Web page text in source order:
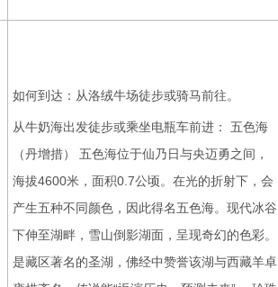
如何到达：从洛绒牛场徒步或骑马前往。
从牛奶海出发徒步或乘坐电瓶车前进： 五色海
（丹增措） 五色海位于仙乃日与央迈勇之间，
海拔4600米，面积0.7公顷。在光的折射下，会
产生五种不同颜色，因此得名五色海。现代冰谷
下伸至湖畔，雪山倒影湖面，呈现奇幻的色彩。
是藏区著名的圣湖，佛经中赞誉该湖与西藏羊卓